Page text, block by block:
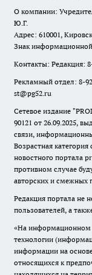
О компании:
Ю.Г.
Адрес: 610001,
Знак
Контакты: Редакция:
Рекламный отдел: 8-
st@pg52.ru
Сетевое издание "
90121 от 26.09.2025,
связи,
Возрастная
новостного портала
противном случае
авторских и смежных
Редакция портала не
пользователей, а
«На информационном
технологии
информации на
относящихся к